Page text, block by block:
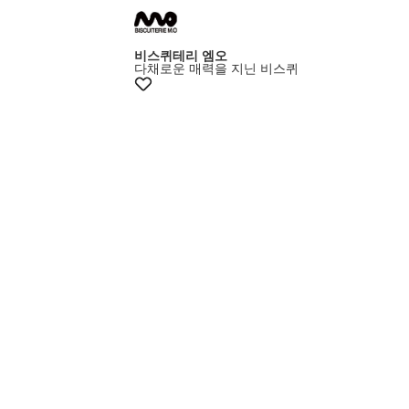
비스퀴테리 엠오
다채로운 매력을 지닌 비스퀴